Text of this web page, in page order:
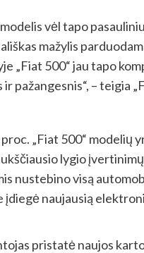
vėl tapo
mažylis
„Fiat 500“ jau tapo
pažangesnis“, –
„Fiat 500“
lygio
nustebino visą
įdiegė naujausią
pristatė naujos